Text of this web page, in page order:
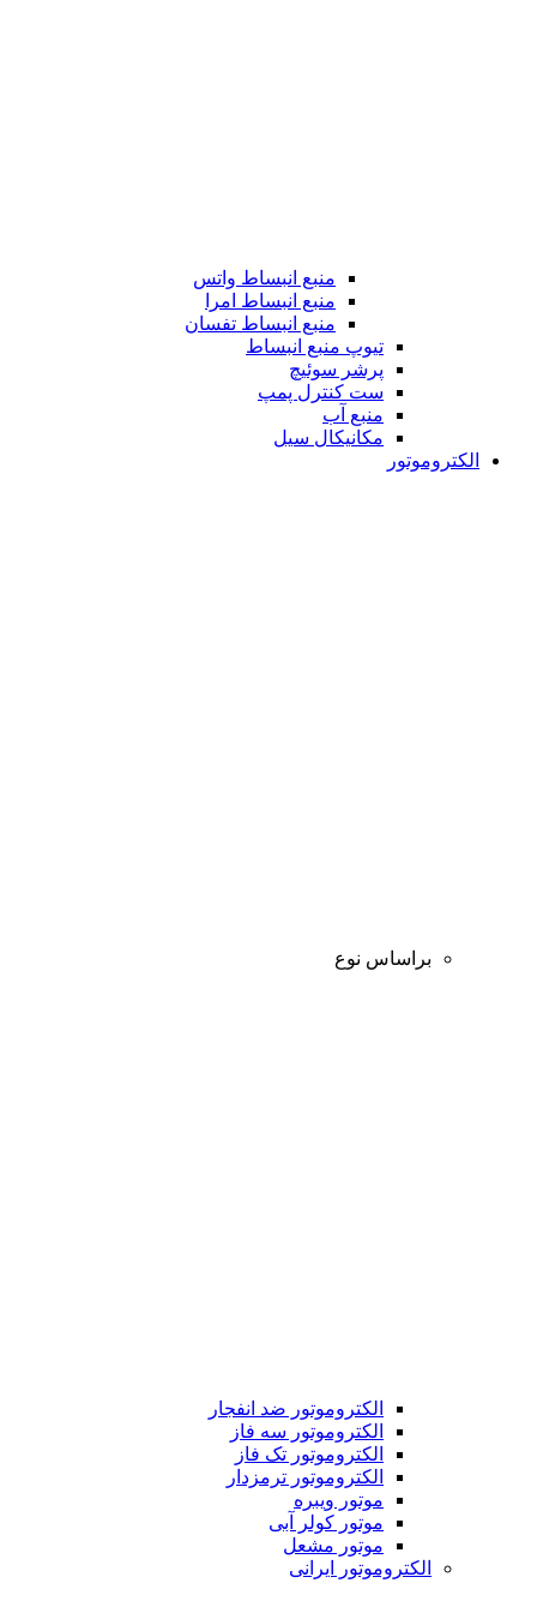
منبع انبساط واتس
منبع انبساط امرا
منبع انبساط تفسان
تیوپ منبع انبساط
پرشر سوئیچ
ست کنترل پمپ
منبع آب
مکانیکال سیل
الکتروموتور
براساس نوع
الکتروموتور ضد انفجار
الکتروموتور سه فاز
الکتروموتور تک فاز
الکتروموتور ترمزدار
موتور ویبره
موتور کولر آبی
موتور مشعل
الکتروموتور ایرانی